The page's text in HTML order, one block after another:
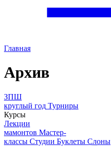
Главная
Архив
ЗПШ
круглый год Турниры
Курсы
Лекции
мамонтов Мастер-
классы Студии Буклеты Слоны